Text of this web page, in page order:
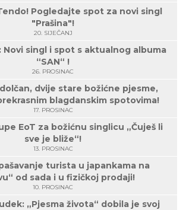
Pogledajte spot za novi singl
"Prašina"!
20. SIJEČANJ
Novi singl i spot s aktualnog albuma
“SAN“ !
26. PROSINAC
dvije stare božićne pjesme,
blagdanskim spotovima!
17. PROSINAC
EoT za božićnu singlicu „Čuješ li
sve je bliže“!
13. PROSINAC
turista u japankama na
od sada i u fizičkoj prodaji!
10. PROSINAC
„Pjesma života“ dobila je svoj